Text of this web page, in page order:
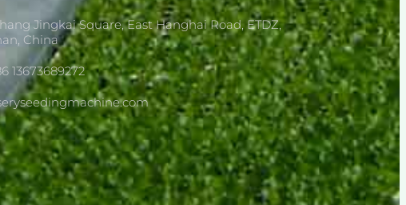
Jingkai Square, East Hanghai Road, ETDZ,
China
13673689272